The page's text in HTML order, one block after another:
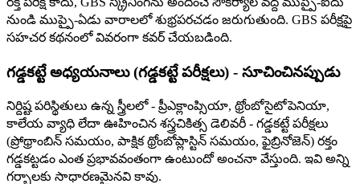
నుండి ముప్పై-ఏడు వారాలలో శుభ్రపరచడం జరుగుతుంది. GBS పరీక్షపై
సహచర కథనంలో వివరంగా కవర్ చేయబడింది.
గడ్డకట్టే అధ్యయనాలు (గడ్డకట్టే పరీక్షలు) - సూచించినప్పుడు
నిర్దిష్ట పరిస్థితులు ఉన్న స్త్రీలలో - ప్రీఎక్లాంప్సియా, థ్రోంబోసైటోపెనియా,
కాలేయ వ్యాధి లేదా ఊహించిన శస్త్రచికిత్స డెలివరీ - గడ్డకట్టే పరీక్షలు
(ప్రోథ్రాంబిన్ సమయం, పాక్షిక థ్రోంబోప్లాస్టిన్ సమయం, ఫైబ్రినోజెన్) రక్తం
గడ్డకట్టడం ఎంత ప్రభావవంతంగా ఉంటుందో అంచనా వేస్తుంది. ఇవి అన్ని
గర్భాలకు సాధారణమైనవి కావు.